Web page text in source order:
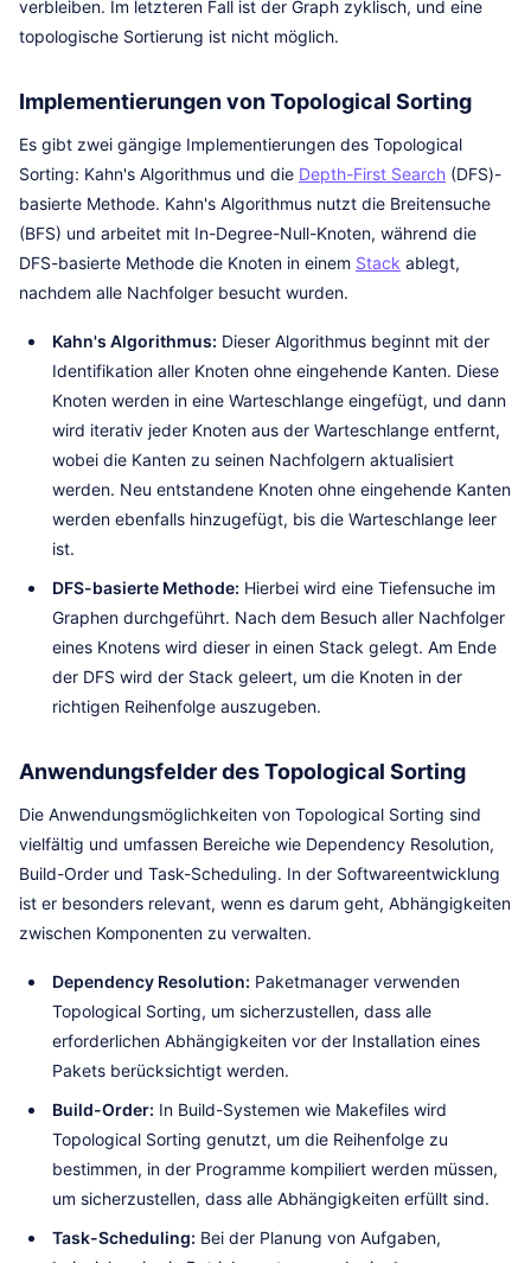
verbleiben. Im letzteren Fall ist der Graph zyklisch, und eine
topologische Sortierung ist nicht möglich.
Implementierungen von Topological Sorting
Es gibt zwei gängige Implementierungen des Topological
Sorting: Kahn's Algorithmus und die Depth-First Search (DFS)-
basierte Methode. Kahn's Algorithmus nutzt die Breitensuche
(BFS) und arbeitet mit In-Degree-Null-Knoten, während die
DFS-basierte Methode die Knoten in einem Stack ablegt,
nachdem alle Nachfolger besucht wurden.
Kahn's Algorithmus: Dieser Algorithmus beginnt mit der
Identifikation aller Knoten ohne eingehende Kanten. Diese
Knoten werden in eine Warteschlange eingefügt, und dann
wird iterativ jeder Knoten aus der Warteschlange entfernt,
wobei die Kanten zu seinen Nachfolgern aktualisiert
werden. Neu entstandene Knoten ohne eingehende Kanten
werden ebenfalls hinzugefügt, bis die Warteschlange leer
ist.
DFS-basierte Methode: Hierbei wird eine Tiefensuche im
Graphen durchgeführt. Nach dem Besuch aller Nachfolger
eines Knotens wird dieser in einen Stack gelegt. Am Ende
der DFS wird der Stack geleert, um die Knoten in der
richtigen Reihenfolge auszugeben.
Anwendungsfelder des Topological Sorting
Die Anwendungsmöglichkeiten von Topological Sorting sind
vielfältig und umfassen Bereiche wie Dependency Resolution,
Build-Order und Task-Scheduling. In der Softwareentwicklung
ist er besonders relevant, wenn es darum geht, Abhängigkeiten
zwischen Komponenten zu verwalten.
Dependency Resolution: Paketmanager verwenden
Topological Sorting, um sicherzustellen, dass alle
erforderlichen Abhängigkeiten vor der Installation eines
Pakets berücksichtigt werden.
Build-Order: In Build-Systemen wie Makefiles wird
Topological Sorting genutzt, um die Reihenfolge zu
bestimmen, in der Programme kompiliert werden müssen,
um sicherzustellen, dass alle Abhängigkeiten erfüllt sind.
Task-Scheduling: Bei der Planung von Aufgaben,